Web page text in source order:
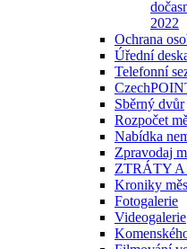
2022
Ochrana
Úřední
Telefonní
Sběrný dvůr
Rozpočet
Nabídka
Zpravodaj
ZTRÁTY
Kroniky
Fotogalerie
Videogalerie